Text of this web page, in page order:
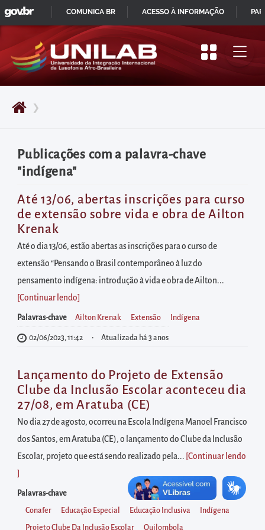
Pular
para
início
do
principal
Acessar
diretamente
o
menu
principal
Acessar
diretamente
à
área
para
realizar
buscas
Acessar
diretamente
as
informações
postas
rodapé
❯
Publicações com a palavra-chave
"indígena"
Até 13/06, abertas inscrições para curso
de extensão sobre vida e obra de Ailton
Krenak
Até o dia 13/06, estão abertas as inscrições para o curso de
extensão “Pensando o Brasil contemporâneo à luz do
pensamento indígena: introdução à vida e obra de Ailton...
[Continuar lendo
Palavras-chave Ailton Krenak Extensão Indígena
02/06/2023, 11:42 Atualizada há 3 anos
Lançamento do Projeto de Extensão
Clube da Inclusão Escolar aconteceu dia
27/08, em Aratuba (CE)
No dia 27 de agosto, ocorreu na Escola Indígena Manoel Francisco
dos Santos, em Aratuba (CE), o lançamento do Clube da Inclusão
Escolar, projeto que está sendo realizado pela... [Continuar lendo
Palavras-chave
Conafer Educação Especial Educação Inclusiva Indígena
Projeto Clube Da Inclusão Escolar Quilombola
IR
PARA
CONTEÚDO
GOVBR
COMUNICA BR ACESSO À INFORMAÇÃO